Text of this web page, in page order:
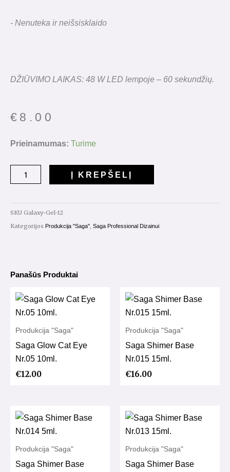
- Nenuteka ir neišsisklaido
DŽIŪVIMO LAIKAS: 48 W LED lempoje – 60 sekundžių.
€ 8.00
Prieinamumas: Turime
produkto
Galaxy
Nr.1
5ml
Į KREPŠELĮ
SKU Galaxy-Gel-12
Kategorijos Produkcija "Saga", Saga Professional Dizainui
Panašūs Produktai
Produkcija "Saga"
Saga Glow Cat Eye
Nr.05 10ml.
€12.00
Produkcija "Saga"
Saga Shimer Base
Nr.015 15ml.
€16.00
Produkcija "Saga"
Saga Shimer Base
Produkcija "Saga"
Saga Shimer Base